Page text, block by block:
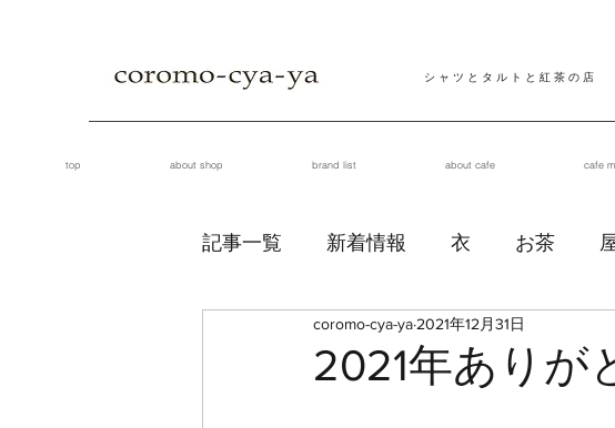
シ ャ ツ と タ ル ト と 紅 茶 の 店
top about shop brand list about cafe cafe
記事一覧 新着情報 衣 お茶
2021年ありが
coromo-cya-ya 2021年12月31日